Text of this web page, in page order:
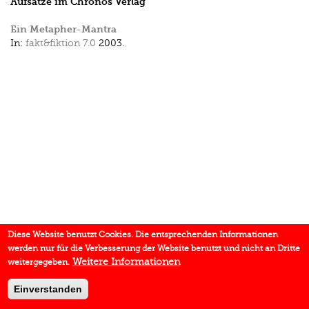
Ein Metapher-Mantra
In: fakt&fiktion 7.0 2003.
Diese Website benutzt Cookies. Die entsprechenden Informationen
werden nur für die Verbesserung der Website benutzt und nicht an Dritte
weitergegeben. Weitere Informationen
Einverstanden